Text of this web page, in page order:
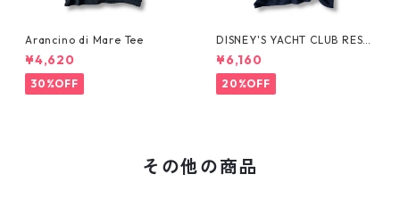
Arancino di Mare Tee
¥4,620
30%OFF
DISNEY'S YACHT CLUB RESO
RT Tee
¥6,160
20%OFF
その他の商品